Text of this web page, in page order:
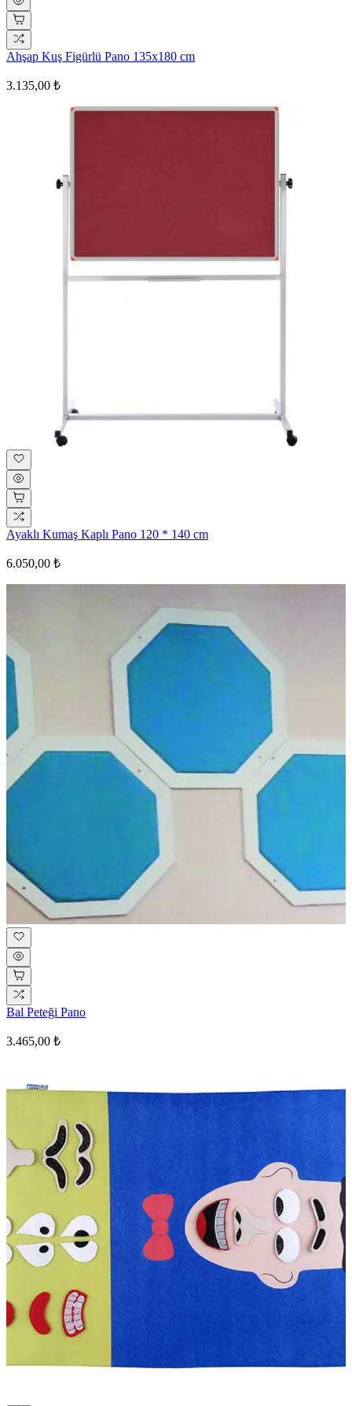
Ahşap Kuş Figürlü Pano 135x180 cm
3.135,00 ₺
Ayaklı Kumaş Kaplı Pano 120 * 140 cm
6.050,00 ₺
Bal Peteği Pano
3.465,00 ₺